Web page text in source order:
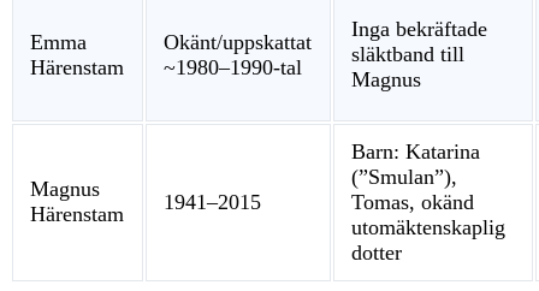
Emma
Härenstam
Okänt/uppskattat
~1980–1990-tal
Inga bekräftade
släktband till
Magnus
Magnus
Härenstam
1941–2015
Barn: Katarina
(”Smulan”),
Tomas, okänd
utomäktenskaplig
dotter